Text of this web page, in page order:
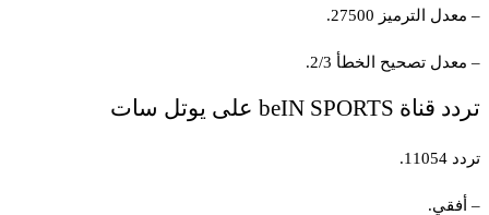
– معدل الترميز 27500.
– معدل تصحيح الخطأ 2/3.
تردد قناة beIN SPORTS على يوتل سات
تردد 11054.
– أفقي.